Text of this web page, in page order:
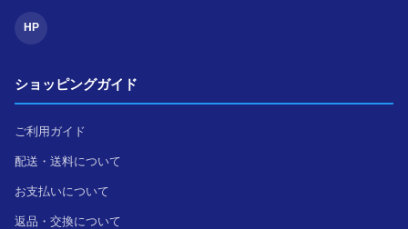
HP
ショッピングガイド
ご利用ガイド
配送・送料について
お支払いについて
返品・交換について